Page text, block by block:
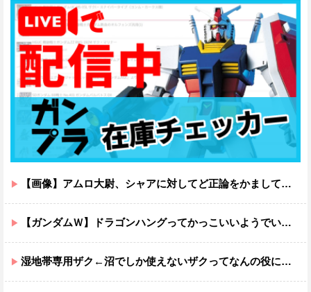
【画像】アムロ大尉、シャアに対してど正論をかましてしまうｗｗｗｗｗｗｗｗｗｗ
【ガンダムＷ】ドラゴンハングってかっこいいようでいて実は全然かっこよくないのでは？
湿地帯専用ザク←沼でしか使えないザクってなんの役に立つ設定なんだ？